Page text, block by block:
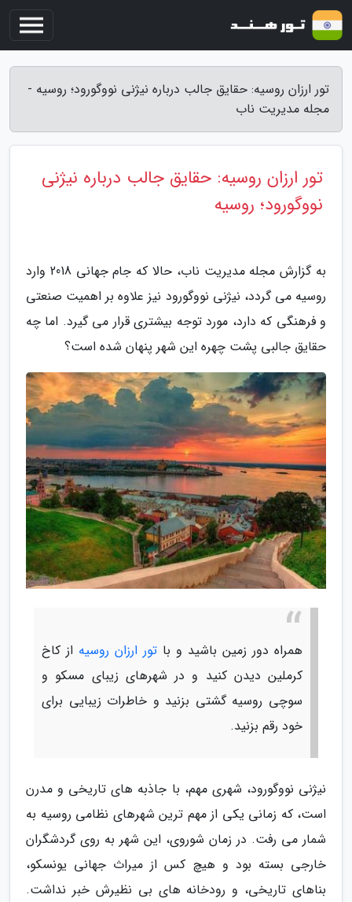
تور ارزان روسیه: حقایق جالب درباره نیژنی نووگورود؛ روسیه -
مجله مدیریت ناب
تور ارزان روسیه: حقایق جالب درباره نیژنی
نووگورود؛ روسیه
به گزارش مجله مدیریت ناب، حالا که جام جهانی 2018 وارد
روسیه می گردد، نیژنی نووگورود نیز علاوه بر اهمیت صنعتی
و فرهنگی که دارد، مورد توجه بیشتری قرار می گیرد. اما چه
حقایق جالبی پشت چهره این شهر پنهان شده است؟
همراه دور زمین باشید و با تور ارزان روسیه از کاخ
کرملین دیدن کنید و در شهرهای زیبای مسکو و
سوچی روسیه گشتی بزنید و خاطرات زیبایی برای
خود رقم بزنید.
نیژنی نووگورود، شهری مهم، با جاذبه های تاریخی و مدرن
است، که زمانی یکی از مهم ترین شهرهای نظامی روسیه به
شمار می رفت. در زمان شوروی، این شهر به روی گردشگران
خارجی بسته بود و هیچ کس از میراث جهانی یونسکو،
بناهای تاریخی، و رودخانه های بی نظیرش خبر نداشت.